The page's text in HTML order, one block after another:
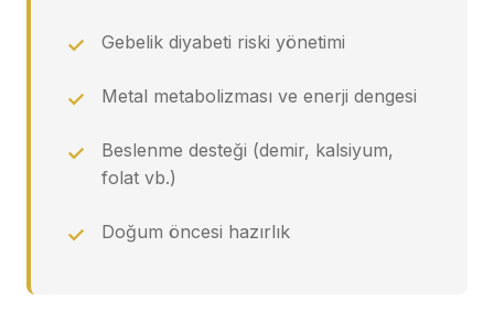
Gebelik diyabeti riski yönetimi
Metal metabolizması ve enerji dengesi
Beslenme desteği (demir, kalsiyum,
folat vb.)
Doğum öncesi hazırlık